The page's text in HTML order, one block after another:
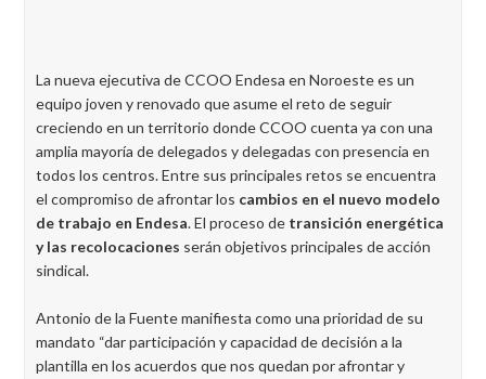
La nueva ejecutiva de CCOO Endesa en Noroeste es un
equipo joven y renovado que asume el reto de seguir
creciendo en un territorio donde CCOO cuenta ya con una
amplia mayoría de delegados y delegadas con presencia en
todos los centros. Entre sus principales retos se encuentra
el compromiso de afrontar los cambios en el nuevo modelo
de trabajo en Endesa. El proceso de transición energética
y las recolocaciones serán objetivos principales de acción
sindical.
Antonio de la Fuente manifiesta como una prioridad de su
mandato “dar participación y capacidad de decisión a la
plantilla en los acuerdos que nos quedan por afrontar y